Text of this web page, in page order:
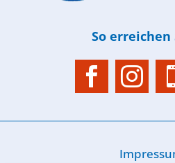
So erreichen
 